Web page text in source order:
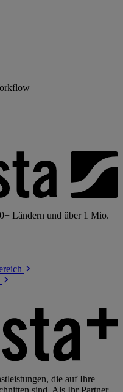
Ländern und über 1 Mio.
die auf Ihre
sind. Als Ihr Partner